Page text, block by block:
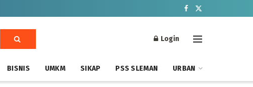
Login
BISNIS UMKM SIKAP PSS SLEMAN URBAN